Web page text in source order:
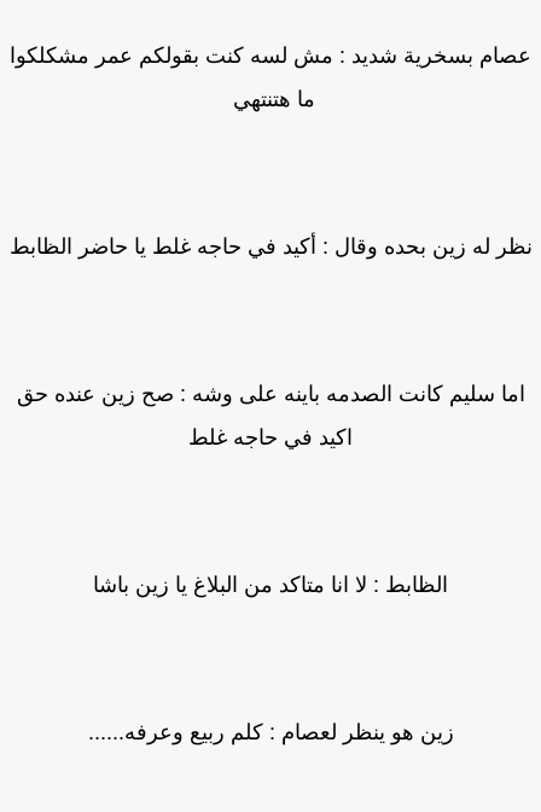
بسخرية شديد : مش لسه كنت بقولكم عمر مشكلكوا
ما هتنتهي
له زين بحده وقال : أكيد في حاجه غلط يا حاضر الظابط
سليم كانت الصدمه باينه على وشه : صح زين عنده حق
اكيد في حاجه غلط
الظابط : لا انا متاكد من البلاغ يا زين باشا
زين هو ينظر لعصام : كلم ربيع وعرفه......